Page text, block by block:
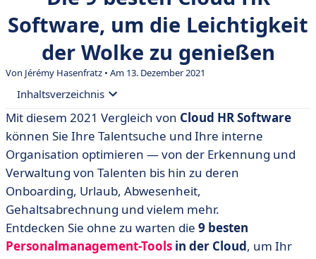
Software, um die Leichtigkeit
der Wolke zu genießen
Von Jérémy Hasenfratz • Am 13. Dezember 2021
Inhaltsverzeichnis
• Was ist eine HR Software in der Cloud?
• Vergleichstabelle
• BambooHR
• HeavenHR
• hrtool24
• HRworks
Mit diesem 2021 Vergleich von Cloud HR Software
können Sie Ihre Talentsuche und Ihre interne
Organisation optimieren — von der Erkennung und
Verwaltung von Talenten bis hin zu deren
Onboarding, Urlaub, Abwesenheit,
Gehaltsabrechnung und vielem mehr.
Entdecken Sie ohne zu warten die 9 besten
Personalmanagement-Tools in der Cloud, um Ihr